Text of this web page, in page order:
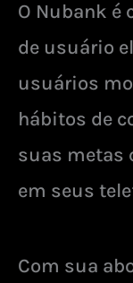
O Nubank é
de usuário
usuários
hábitos de
suas metas
em seus
Com sua